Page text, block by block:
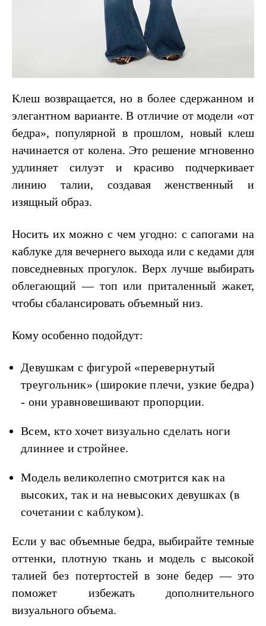
Клеш возвращается, но в более сдержанном и
элегантном варианте. В отличие от модели «от
бедра», популярной в прошлом, новый клеш
начинается от колена. Это решение мгновенно
удлиняет силуэт и красиво подчеркивает
линию талии, создавая женственный и
изящный образ.
Носить их можно с чем угодно: с сапогами на
каблуке для вечернего выхода или с кедами для
повседневных прогулок. Верх лучше выбирать
облегающий — топ или приталенный жакет,
чтобы сбалансировать объемный низ.
Кому особенно подойдут:
Девушкам с фигурой «перевернутый
треугольник» (широкие плечи, узкие бедра)
- они уравновешивают пропорции.
Всем, кто хочет визуально сделать ноги
длиннее и стройнее.
Модель великолепно смотрится как на
высоких, так и на невысоких девушках (в
сочетании с каблуком).
Если у вас объемные бедра, выбирайте темные
оттенки, плотную ткань и модель с высокой
талией без потертостей в зоне бедер — это
поможет избежать дополнительного
визуального объема.